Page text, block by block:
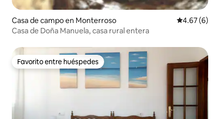
Casa de campo en Monterroso Calificación
4.67 (6)
Casa de Doña Manuela, casa rural entera
Favorito entre huéspedes
Favorito entre huéspedes